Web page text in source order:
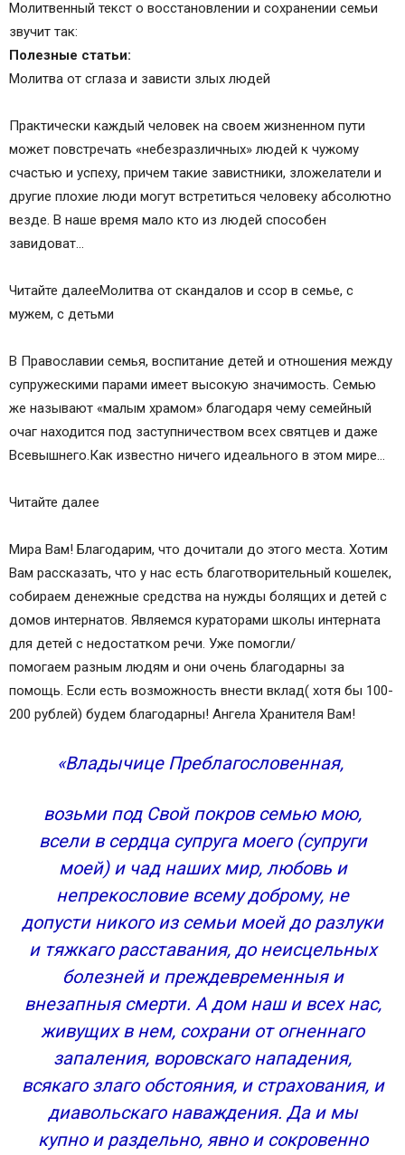
Молитвенный текст о восстановлении и сохранении семьи
звучит так:
Полезные статьи:
Молитва от сглаза и зависти злых людей
Практически каждый человек на своем жизненном пути
может повстречать «небезразличных» людей к чужому
счастью и успеху, причем такие завистники, зложелатели и
другие плохие люди могут встретиться человеку абсолютно
везде. В наше время мало кто из людей способен
завидоват…
Читайте далееМолитва от скандалов и ссор в семье, с
мужем, с детьми
В Православии семья, воспитание детей и отношения между
супружескими парами имеет высокую значимость. Семью
же называют «малым храмом» благодаря чему семейный
очаг находится под заступничеством всех святцев и даже
Всевышнего.Как известно ничего идеального в этом мире…
Читайте далее
Мира Вам! Благодарим, что дочитали до этого места. Хотим
Вам рассказать, что у нас есть благотворительный кошелек,
собираем денежные средства на нужды болящих и детей с
домов интернатов. Являемся кураторами школы интерната
для детей с недостатком речи. Уже помогли/
помогаем разным людям и они очень благодарны за
помощь. Если есть возможность внести вклад( хотя бы 100-
200 рублей) будем благодарны! Ангела Хранителя Вам!
«Владычице Преблагословенная,
возьми под Свой покров семью мою,
всели в сердца супруга моего (супруги
моей) и чад наших мир, любовь и
непрекословие всему доброму, не
допусти никого из семьи моей до разлуки
и тяжкаго расставания, до неисцельных
болезней и преждевременныя и
внезапныя смерти. А дом наш и всех нас,
живущих в нем, сохрани от огненнаго
запаления, воровскаго нападения,
всякаго злаго обстояния, и страхования, и
диавольскаго наваждения. Да и мы
купно и раздельно, явно и сокровенно